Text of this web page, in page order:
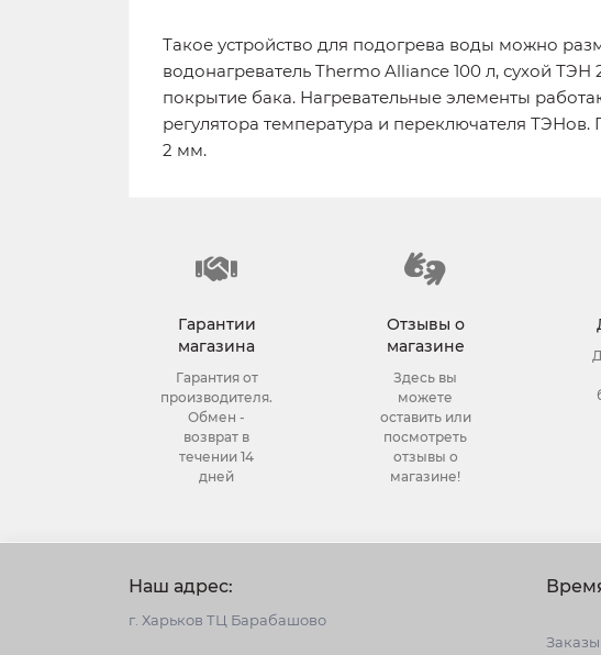
Такое устройство для подогрева воды можно
водонагреватель Thermo Alliance 100 л, сухой
покрытие бака. Нагревательные элементы
регулятора температура и переключателя
2 мм.
Гарантии
магазина
Гарантия от
производителя.
Обмен -
возврат в
течении 14
дней
Отзывы о
магазине
Здесь вы
можете
оставить или
посмотреть
отзывы о
магазине!
Наш адрес:
г. Харьков ТЦ Барабашово